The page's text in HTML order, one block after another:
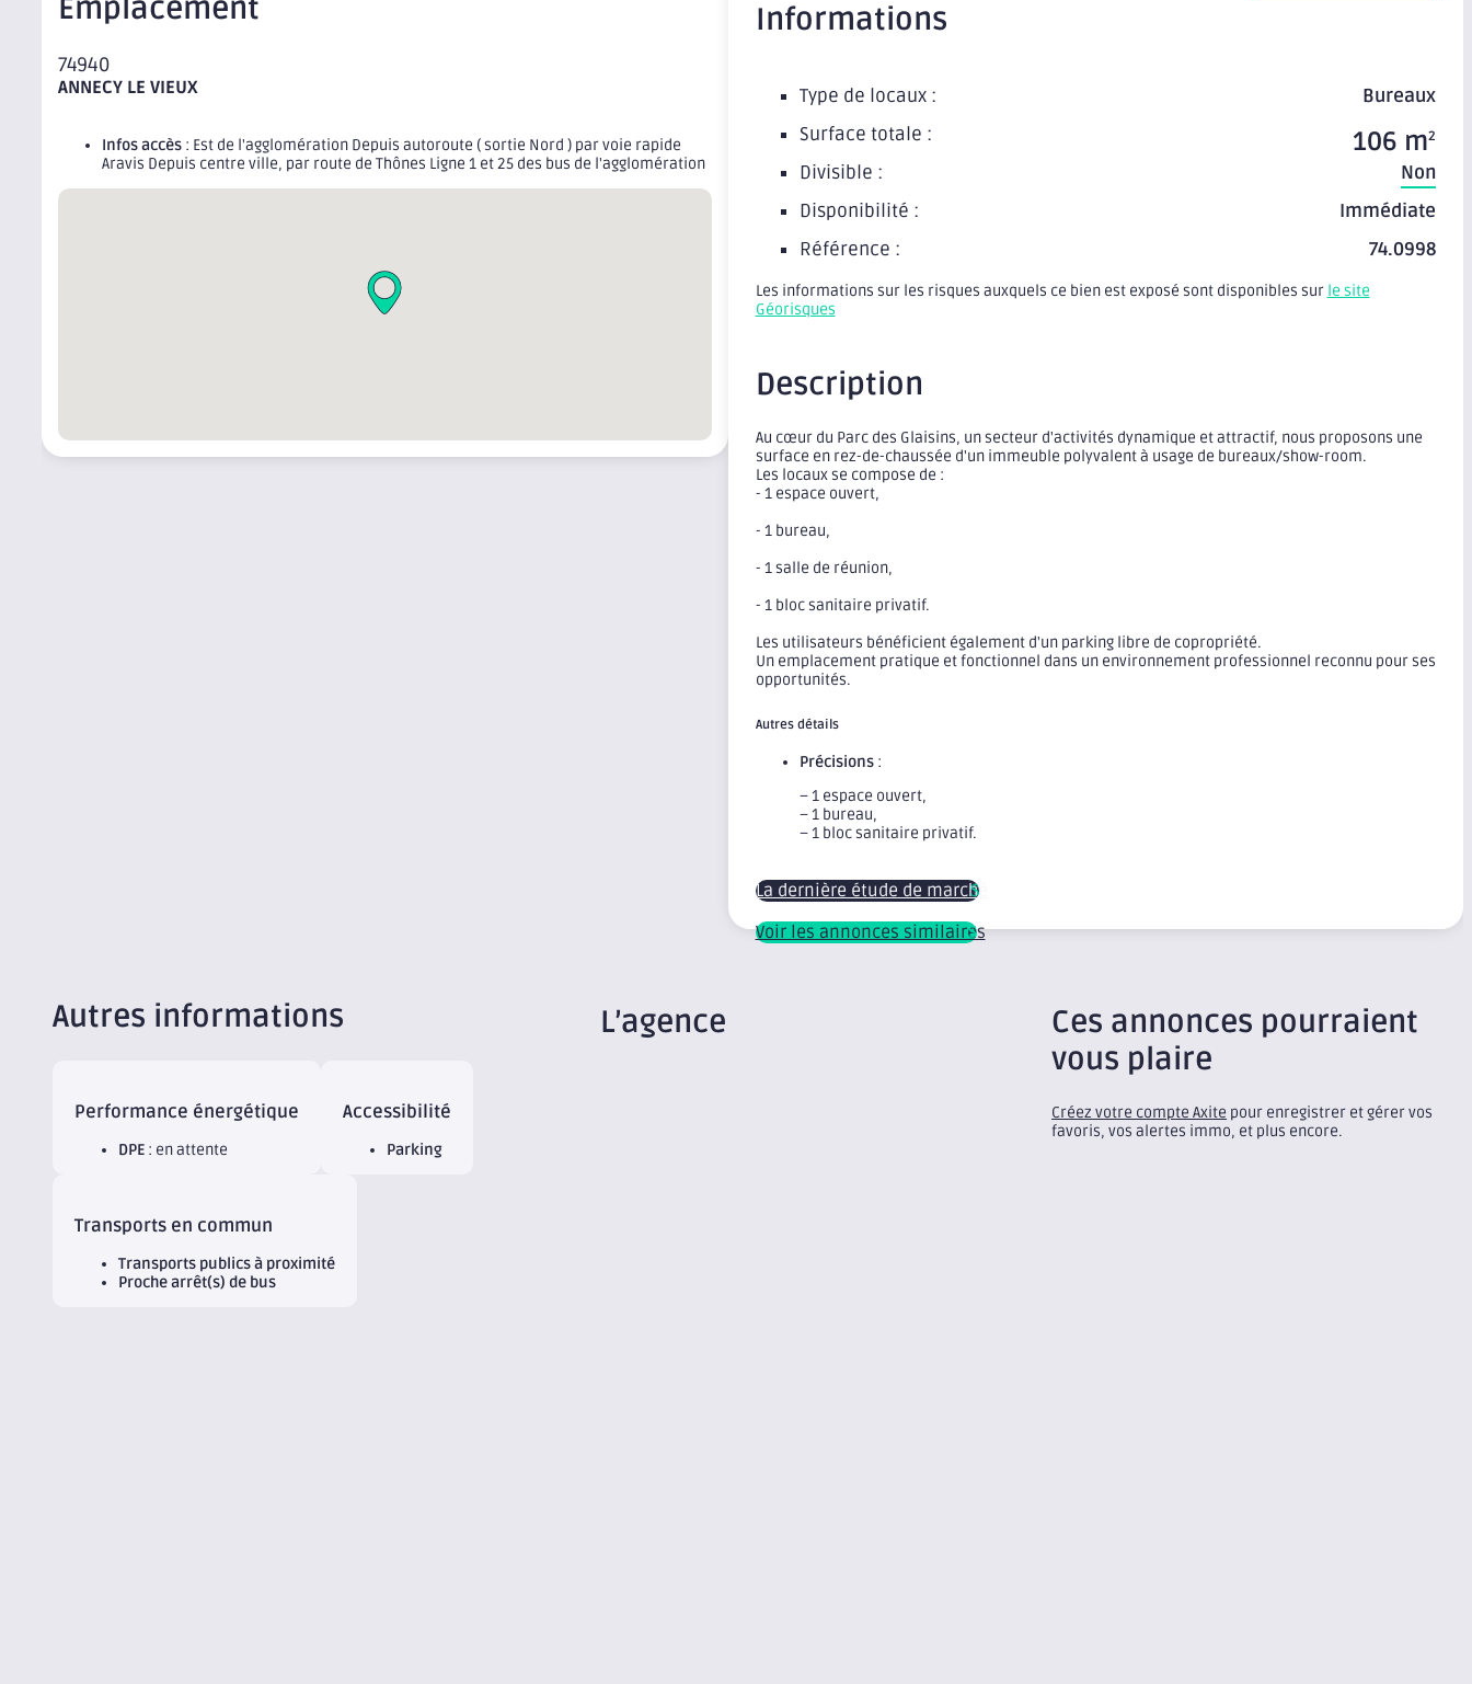
Emplacement
74940
ANNECY LE VIEUX
Infos accès : Est de l'agglomération Depuis autoroute ( sortie Nord ) par voie rapide
Aravis Depuis centre ville, par route de Thônes Ligne 1 et 25 des bus de l'agglomération
Informations
Type de locaux :
Bureaux
Surface totale :
106 m2
Divisible :
Non
Disponibilité :
Immédiate
Référence :
74.0998
Les informations sur les risques auxquels ce bien est exposé sont disponibles sur le site
Géorisques
Description
Au cœur du Parc des Glaisins, un secteur d'activités dynamique et attractif, nous proposons une
surface en rez-de-chaussée d'un immeuble polyvalent à usage de bureaux/show-room.
Les locaux se compose de :
- 1 espace ouvert,
- 1 bureau,
- 1 salle de réunion,
- 1 bloc sanitaire privatif.
Les utilisateurs bénéficient également d'un parking libre de copropriété.
Un emplacement pratique et fonctionnel dans un environnement professionnel reconnu pour ses
opportunités.
Autres détails
Précisions:
– 1 espace ouvert,
– 1 bureau,
– 1 bloc sanitaire privatif.
La dernière étude de marché
Voir les annonces similaires
Autres informations
Performance énergétique
DPE : en attente
Accessibilité
Parking
Transports en commun
Transports publics à proximité
Proche arrêt(s) de bus
L’agence
Ces annonces pourraient
vous plaire
Créez votre compte Axite pour enregistrer et gérer vos
favoris, vos alertes immo, et plus encore.